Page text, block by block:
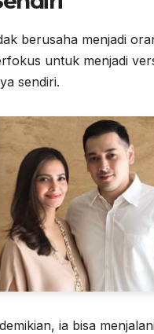
berusaha menjadi
untuk menjadi
sendiri.
ia bisa